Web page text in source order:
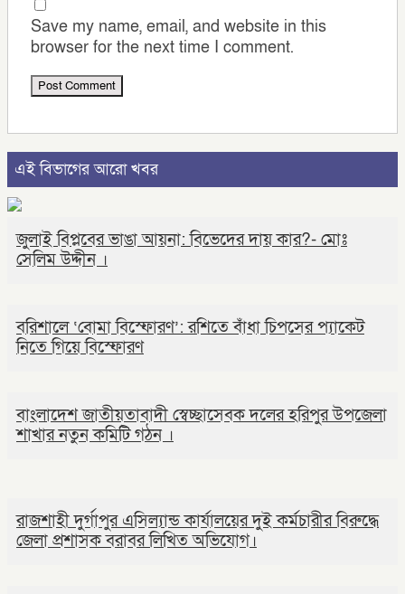
Save my name, email, and website in this
browser for the next time I comment.
এই বিভাগের আরো খবর
জুলাই বিপ্লবের ভাঙা আয়না: বিভেদের দায় কার?- মোঃ
সেলিম উদ্দীন ।
বরিশালে ‘বোমা বিস্ফোরণ’: রশিতে বাঁধা চিপসের প্যাকেট
নিতে গিয়ে বিস্ফোরণ
বাংলাদেশ জাতীয়তাবাদী স্বেচ্ছাসেবক দলের হরিপুর উপজেলা
শাখার নতুন কমিটি গঠন ।
রাজশাহী দুর্গাপুর এসিল্যান্ড কার্যালয়ের দুই কর্মচারীর বিরুদ্ধে
জেলা প্রশাসক বরাবর লিখিত অভিযোগ।